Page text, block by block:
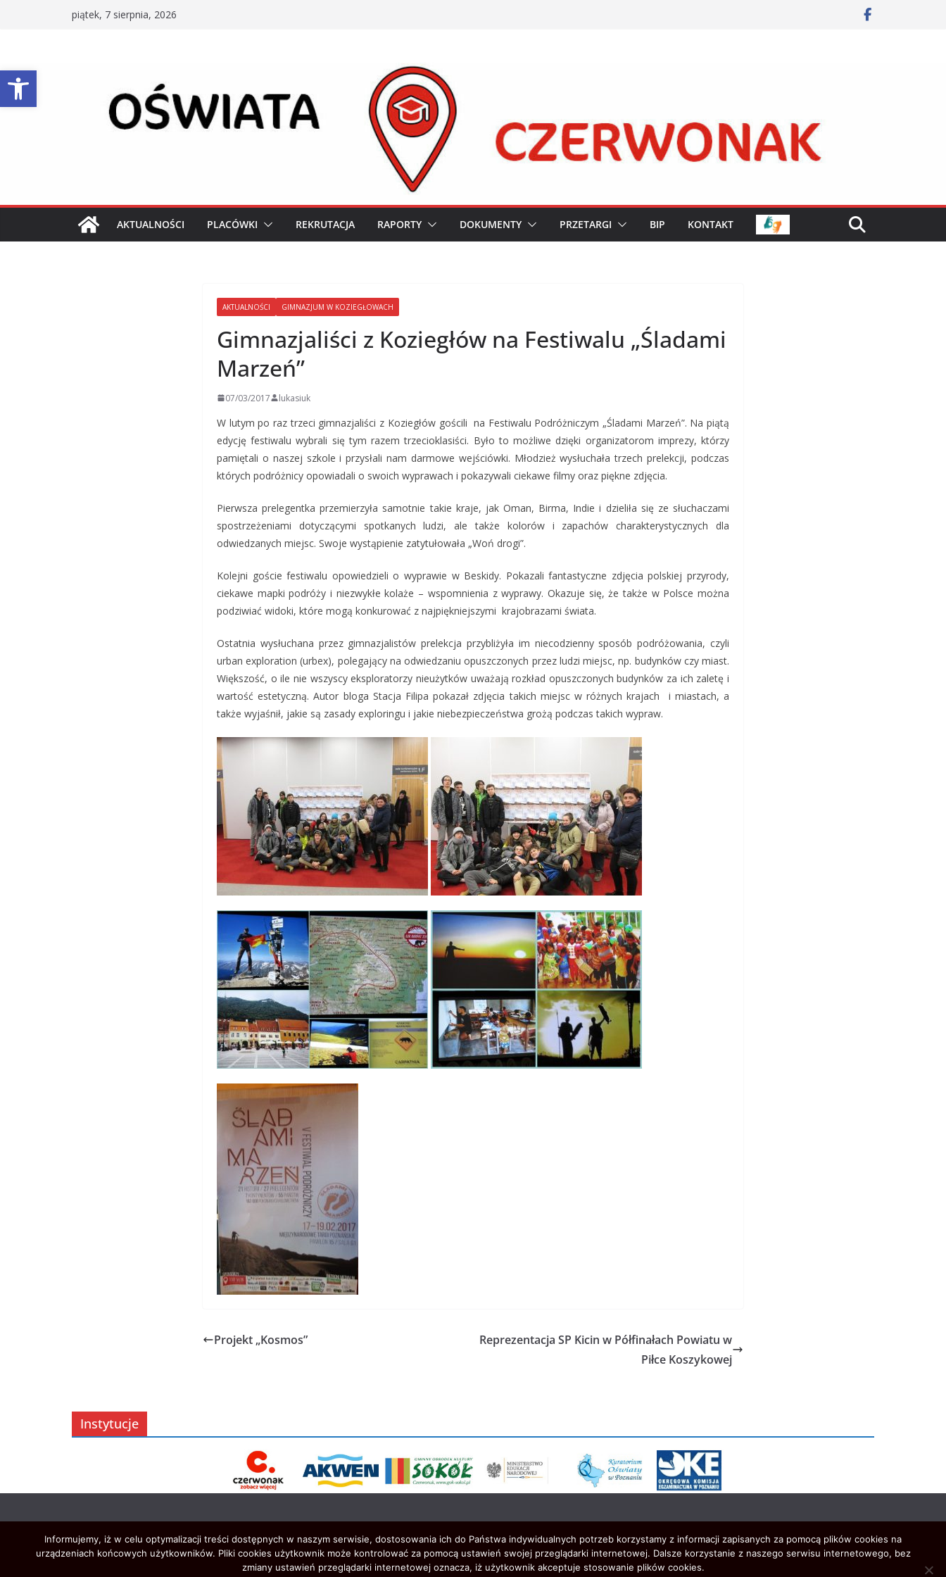
Otwórz pasek narzędzi
piątek, 7 sierpnia, 2026
AKTUALNOŚCI PLACÓWKI REKRUTACJA RAPORTY DOKUMENTY PRZETARGI BIP KONTAKT
AKTUALNOŚCI GIMNAZJUM W KOZIEGŁOWACH
Gimnazjaliści z Koziegłów na Festiwalu „Śladami
Marzeń”
07/03/2017 lukasiuk
W lutym po raz trzeci gimnazjaliści z Koziegłów gościli na Festiwalu Podróżniczym „Śladami Marzeń”. Na piątą
edycję festiwalu wybrali się tym razem trzecioklasiści. Było to możliwe dzięki organizatorom imprezy, którzy
pamiętali o naszej szkole i przysłali nam darmowe wejściówki. Młodzież wysłuchała trzech prelekcji, podczas
których podróżnicy opowiadali o swoich wyprawach i pokazywali ciekawe filmy oraz piękne zdjęcia.
Pierwsza prelegentka przemierzyła samotnie takie kraje, jak Oman, Birma, Indie i dzieliła się ze słuchaczami
spostrzeżeniami dotyczącymi spotkanych ludzi, ale także kolorów i zapachów charakterystycznych dla
odwiedzanych miejsc. Swoje wystąpienie zatytułowała „Woń drogi”.
Kolejni goście festiwalu opowiedzieli o wyprawie w Beskidy. Pokazali fantastyczne zdjęcia polskiej przyrody,
ciekawe mapki podróży i niezwykłe kolaże – wspomnienia z wyprawy. Okazuje się, że także w Polsce można
podziwiać widoki, które mogą konkurować z najpiękniejszymi krajobrazami świata.
Ostatnia wysłuchana przez gimnazjalistów prelekcja przybliżyła im niecodzienny sposób podróżowania, czyli
urban exploration (urbex), polegający na odwiedzaniu opuszczonych przez ludzi miejsc, np. budynków czy miast.
Większość, o ile nie wszyscy eksploratorzy nieużytków uważają rozkład opuszczonych budynków za ich zaletę i
wartość estetyczną. Autor bloga Stacja Filipa pokazał zdjęcia takich miejsc w różnych krajach i miastach, a
także wyjaśnił, jakie są zasady exploringu i jakie niebezpieczeństwa grożą podczas takich wypraw.
Projekt „Kosmos”
Reprezentacja SP Kicin w Półfinałach Powiatu w
Piłce Koszykowej
Instytucje
Informujemy, iż w celu optymalizacji treści dostępnych w naszym serwisie, dostosowania ich do Państwa indywidualnych potrzeb korzystamy z informacji zapisanych za pomocą plików cookies na
urządzeniach końcowych użytkowników. Pliki cookies użytkownik może kontrolować za pomocą ustawień swojej przeglądarki internetowej. Dalsze korzystanie z naszego serwisu internetowego, bez
zmiany ustawień przeglądarki internetowej oznacza, iż użytkownik akceptuje stosowanie plików cookies.